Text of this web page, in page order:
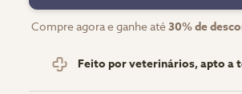
Compre agora e ganhe até30% de
Feito por veterinários, apto a